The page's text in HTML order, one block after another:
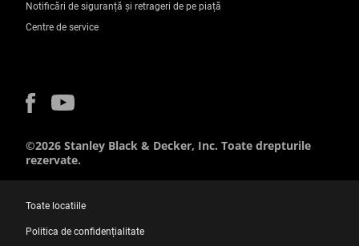
Notificări de siguranță și retrageri de pe piață
Centre de service
©2026 Stanley Black & Decker, Inc. Toate drepturile
rezervate.
Toate locatiile
Politica de confidențialitate